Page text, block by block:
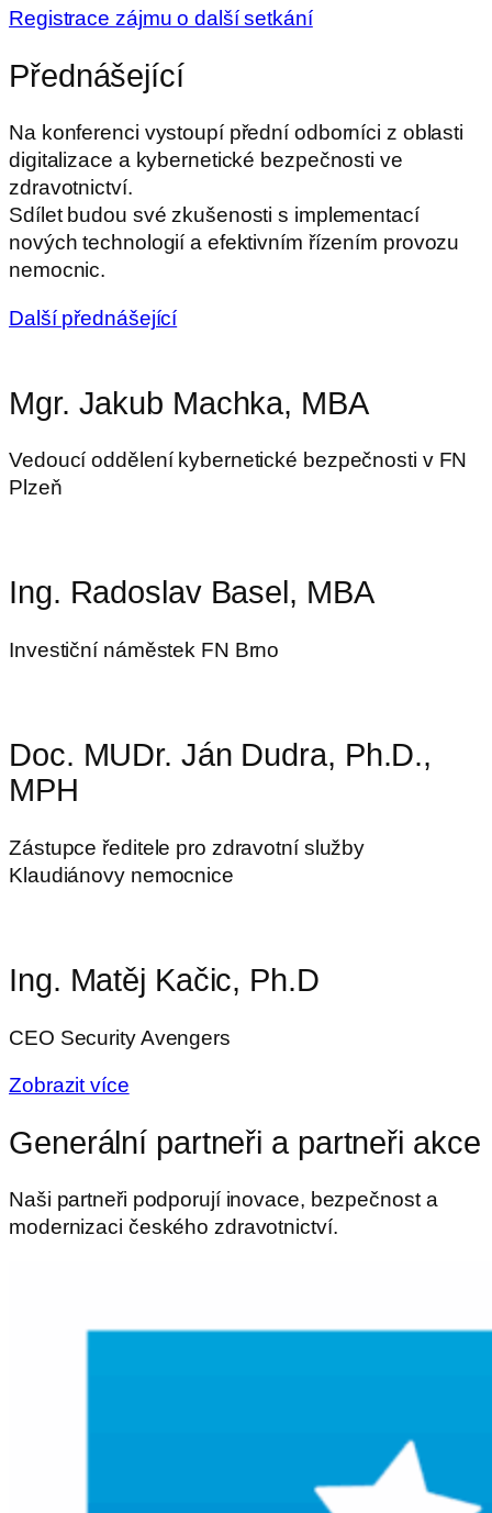
Registrace zájmu o další setkání
Přednášející
Na konferenci vystoupí přední odborníci z oblasti
digitalizace a kybernetické bezpečnosti ve
zdravotnictví.
Sdílet budou své zkušenosti s implementací
nových technologií a efektivním řízením provozu
nemocnic.
Další přednášející
Mgr. Jakub Machka, MBA
Vedoucí oddělení kybernetické bezpečnosti v FN
Plzeň
Ing. Radoslav Basel, MBA
Investiční náměstek FN Brno
Doc. MUDr. Ján Dudra, Ph.D.,
MPH
Zástupce ředitele pro zdravotní služby
Klaudiánovy nemocnice​
Ing. Matěj Kačic, Ph.D
CEO Security Avengers
Zobrazit více
Generální partneři a partneři akce
Naši partneři podporují inovace, bezpečnost a
modernizaci českého zdravotnictví.